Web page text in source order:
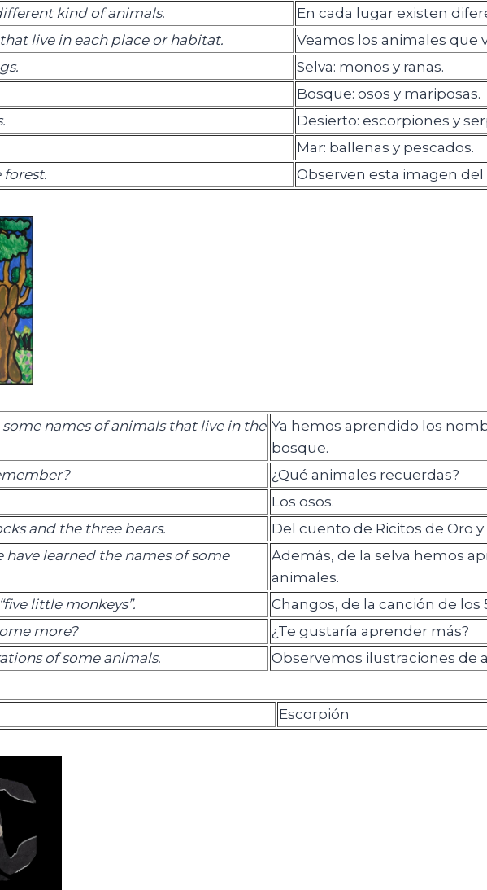
kind of animals.
En cada lugar existen
live in each place or habitat.
Veamos los animales que
.
Selva: monos y ranas.
Bosque: osos y mariposas.
.
Desierto: escorpiones y
Mar: ballenas y pescados.
forest.
Observen esta imagen del
names of animals that live in the Ya hemos aprendido los
bosque.
?
¿Qué animales recuerdas?
Los osos.
and the three bears.
Del cuento de Ricitos de Oro y
learned the names of some
Además, de la selva hemos
animales.
little monkeys”.
Changos, de la canción de los
more?
¿Te gustaría aprender más?
of some animals.
Observemos ilustraciones de
Escorpión